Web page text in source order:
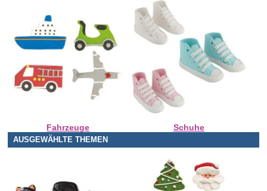
Fahrzeuge Schuhe
AUSGEWÄHLTE THEMEN